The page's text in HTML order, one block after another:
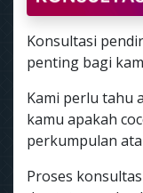
Konsultasi
penting bagi
Kami perlu tahu
kamu apakah
perkumpulan
Proses